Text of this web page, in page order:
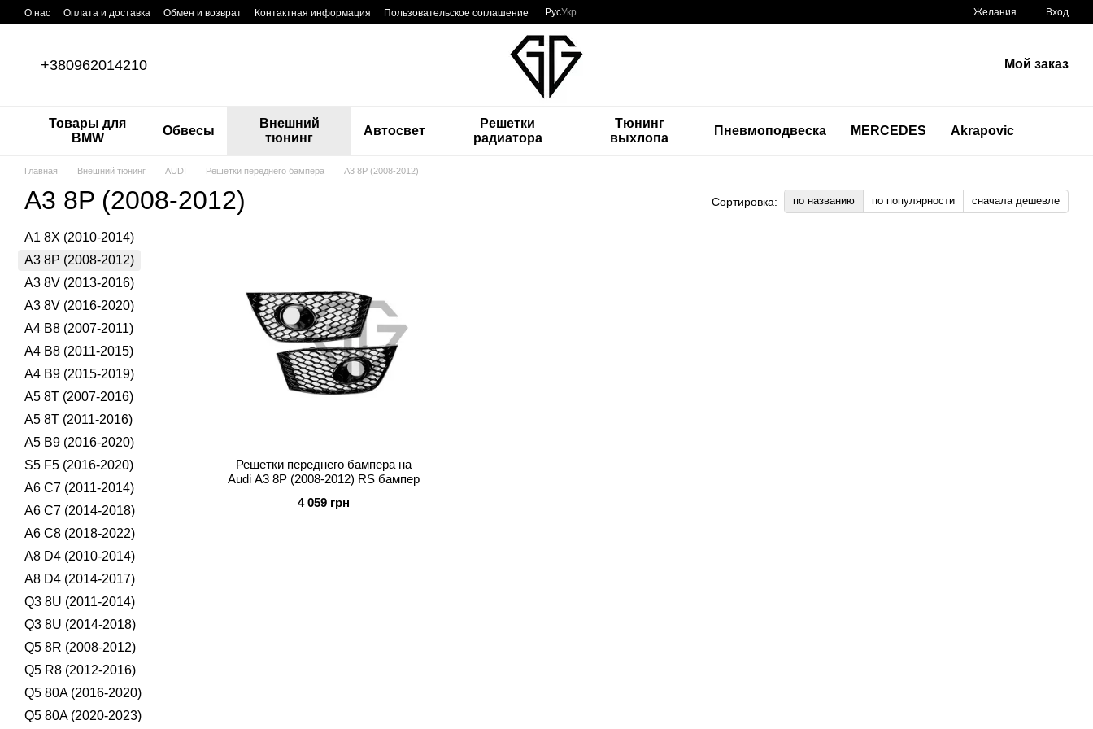
Перейти к основному контенту
О нас Оплата и доставка Обмен и возврат Контактная информация Пользовательское соглашение РусУкр Желания Вход
+380962014210 Мой заказ
Товары для
BMW
Обвесы
Внешний
тюнинг
Автосвет
Решетки
радиатора
Тюнинг
выхлопа
Пневмоподвеска MERCEDES Akrapovic
Главная Внешний тюнинг AUDI Решетки переднего бампера A3 8P (2008-2012)
A3 8P (2008-2012) Сортировка: по названию по популярности сначала дешевле
Решетки переднего бампера на
Audi A3 8P (2008-2012) RS бампер
4 059 грн
A1 8X (2010-2014)
A3 8P (2008-2012)
A3 8V (2013-2016)
A3 8V (2016-2020)
A4 B8 (2007-2011)
A4 B8 (2011-2015)
A4 B9 (2015-2019)
A5 8T (2007-2016)
A5 8T (2011-2016)
A5 B9 (2016-2020)
S5 F5 (2016-2020)
A6 C7 (2011-2014)
A6 C7 (2014-2018)
A6 C8 (2018-2022)
A8 D4 (2010-2014)
A8 D4 (2014-2017)
Q3 8U (2011-2014)
Q3 8U (2014-2018)
Q5 8R (2008-2012)
Q5 R8 (2012-2016)
Q5 80A (2016-2020)
Q5 80A (2020-2023)